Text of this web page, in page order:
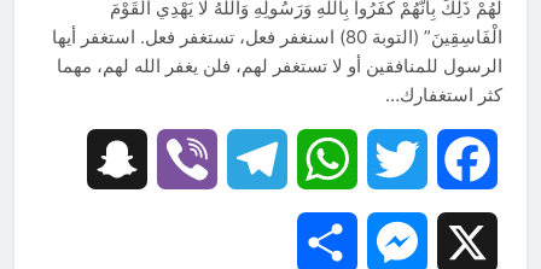
لَهُمْ ذَلِكَ بِأَنَّهُمْ كَفَرُوا بِاللَّهِ وَرَسُولِهِ وَاللَّهُ لَا يَهْدِي الْقَوْمَ
الْفَاسِقِينَ” (التوبة 80) اسنغفر فعل، تستغفر فعل. استغفر أيها
الرسول للمنافقين أو لا تستغفر لهم، فلن يغفر الله لهم، مهما
كثر استغفارك…
Facebook
Twitter
WhatsApp
Telegram
Viber
Messenger